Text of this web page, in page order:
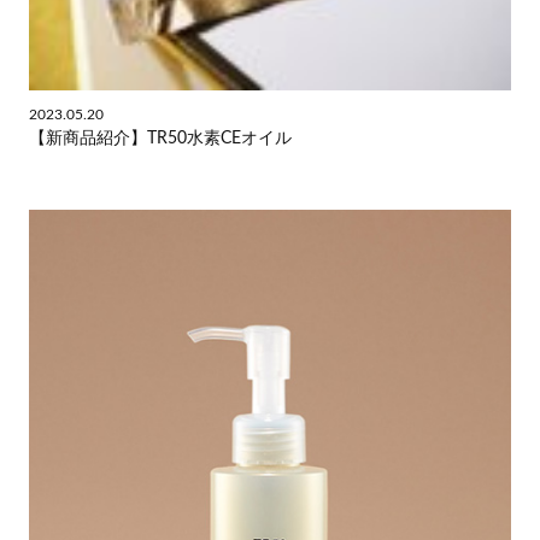
2023.05.20
【新商品紹介】TR50水素CEオイル